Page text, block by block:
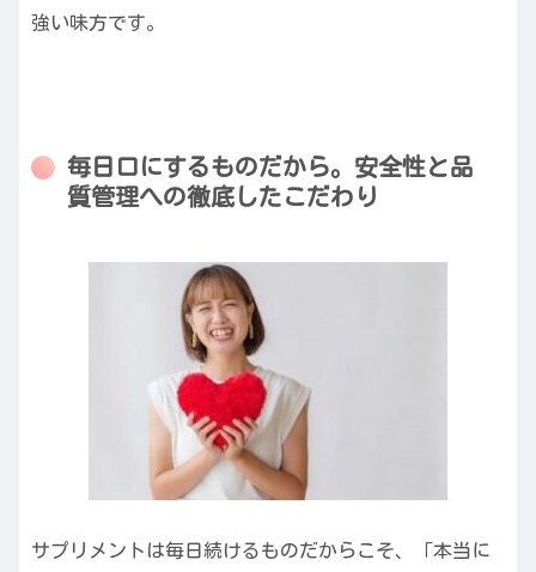
強い味方です。
毎日口にするものだから。安全性と品
質管理への徹底したこだわり
サプリメントは毎日続けるものだからこそ、「本当に